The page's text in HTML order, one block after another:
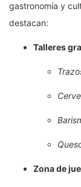
gastronomía y
destacan:
Talleres
Zona de